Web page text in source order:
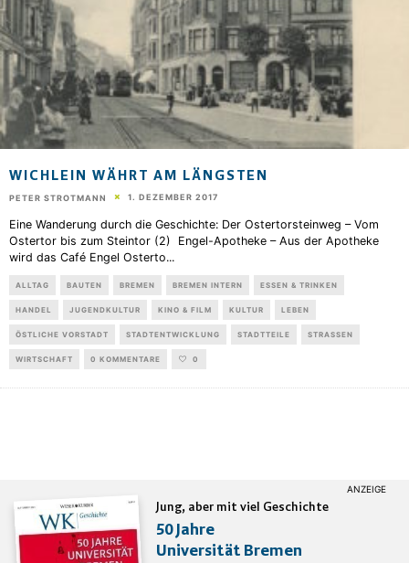
WICHLEIN WÄHRT AM LÄNGSTEN
PETER STROTMANN 1. DEZEMBER 2017
Eine Wanderung durch die Geschichte: Der Ostertorsteinweg – Vom
Ostertor bis zum Steintor (2) Engel-Apotheke – Aus der Apotheke
wird das Café Engel Osterto...
ALLTAG BAUTEN BREMEN BREMEN INTERN ESSEN & TRINKEN
HANDEL JUGENDKULTUR KINO & FILM KULTUR LEBEN
ÖSTLICHE VORSTADT STADTENTWICKLUNG STADTTEILE STRASSEN
WIRTSCHAFT 0 KOMMENTARE 0
Jung, aber mit viel Geschichte
50 Jahre
Universität Bremen